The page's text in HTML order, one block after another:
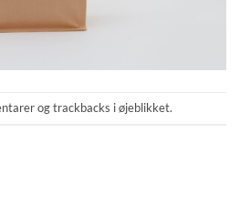
og trackbacks i øjeblikket.